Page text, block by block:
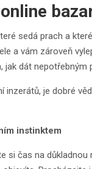
sedá prach a
a vám zároveň
dát
je dobré
instinktem
si čas na